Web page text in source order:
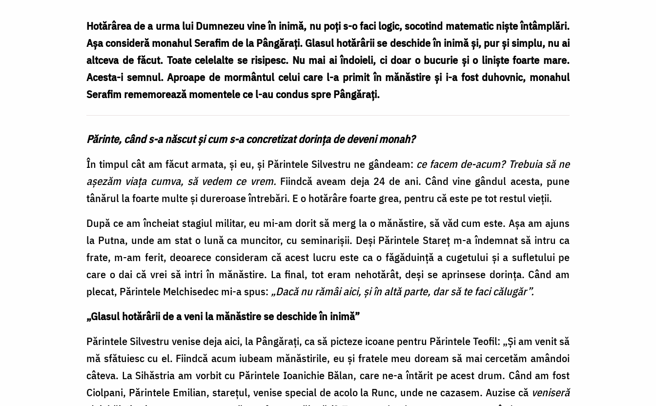
Hotărârea de a urma lui Dumnezeu vine în inimă, nu poți s-o faci logic, socotind matematic niște întâmplări.
Așa consideră monahul Serafim de la Pângărați. Glasul hotărârii se deschide în inimă și, pur și simplu, nu ai
altceva de făcut. Toate celelalte se risipesc. Nu mai ai îndoieli, ci doar o bucurie și o liniște foarte mare.
Acesta-i semnul. Aproape de mormântul celui care l-a primit în mănăstire și i-a fost duhovnic, monahul
Serafim rememorează momentele ce l-au condus spre Pângărați.
Părinte, când s-a născut și cum s-a concretizat dorința de deveni monah?
În timpul cât am făcut armata, și eu, și Părintele Silvestru ne gândeam: ce facem de-acum? Trebuia să ne
așezăm viața cumva, să vedem ce vrem. Fiindcă aveam deja 24 de ani. Când vine gândul acesta, pune
tânărul la foarte multe și dureroase întrebări. E o hotărâre foarte grea, pentru că este pe tot restul vieții.
După ce am încheiat stagiul militar, eu mi-am dorit să merg la o mănăstire, să văd cum este. Așa am ajuns
la Putna, unde am stat o lună ca muncitor, cu seminarișii. Deși Părintele Stareț m-a îndemnat să intru ca
frate, m-am ferit, deoarece consideram că acest lucru este ca o făgăduință a cugetului și a sufletului pe
care o dai că vrei să intri în mănăstire. La final, tot eram nehotărât, deși se aprinsese dorința. Când am
plecat, Părintele Melchisedec mi-a spus: „Dacă nu rămâi aici, și în altă parte, dar să te faci călugăr”.
„Glasul hotărârii de a veni la mănăstire se deschide în inimă”
Părintele Silvestru venise deja aici, la Pângărați, ca să picteze icoane pentru Părintele Teofil: „Și am venit să
mă sfătuiesc cu el. Fiindcă acum iubeam mănăstirile, eu și fratele meu doream să mai cercetăm amândoi
câteva. La Sihăstria am vorbit cu Părintele Ioanichie Bălan, care ne-a întărit pe acest drum. Când am fost
Ciolpani, Părintele Emilian, starețul, venise special de acolo la Runc, unde ne cazasem. Auzise că veniseră